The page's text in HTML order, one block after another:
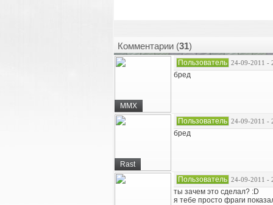
Комментарии (31)
MMX
Пользователь 24-09-2011 -
бред
Rast
Пользователь 24-09-2011 -
бред
Пользователь 24-09-2011 -
ты зачем это сделал? :D
я тебе просто фраги